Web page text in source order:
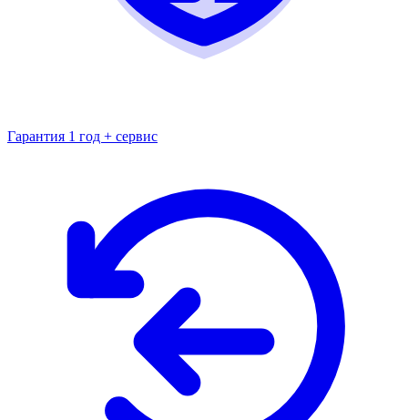
Гарантия 1 год + сервис